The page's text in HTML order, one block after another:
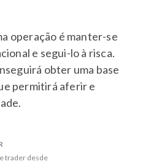
operação é manter-se
e segui-lo à risca.
obter uma base
permitirá aferir e
trader desde